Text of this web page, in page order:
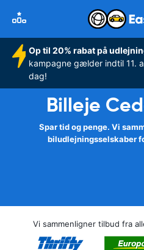
Op til 20% rabat på
kampagne gælder indtil 11.
dag!
Billeje
Spar tid og penge. Vi
biludlejningsselskaber
Vi sammenligner tilbud fra